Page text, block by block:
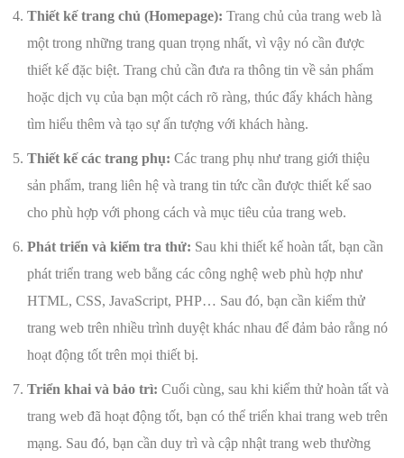
Thiết kế trang chủ (Homepage): Trang chủ của trang web là
một trong những trang quan trọng nhất, vì vậy nó cần được
thiết kế đặc biệt. Trang chủ cần đưa ra thông tin về sản phẩm
hoặc dịch vụ của bạn một cách rõ ràng, thúc đẩy khách hàng
tìm hiểu thêm và tạo sự ấn tượng với khách hàng.
Thiết kế các trang phụ: Các trang phụ như trang giới thiệu
sản phẩm, trang liên hệ và trang tin tức cần được thiết kế sao
cho phù hợp với phong cách và mục tiêu của trang web.
Phát triển và kiểm tra thử: Sau khi thiết kế hoàn tất, bạn cần
phát triển trang web bằng các công nghệ web phù hợp như
HTML, CSS, JavaScript, PHP… Sau đó, bạn cần kiểm thử
trang web trên nhiều trình duyệt khác nhau để đảm bảo rằng nó
hoạt động tốt trên mọi thiết bị.
Triển khai và bảo trì: Cuối cùng, sau khi kiểm thử hoàn tất và
trang web đã hoạt động tốt, bạn có thể triển khai trang web trên
mạng. Sau đó, bạn cần duy trì và cập nhật trang web thường